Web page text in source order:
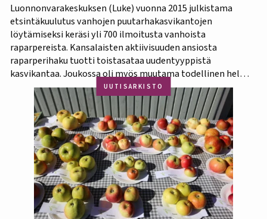
Luonnonvarakeskuksen (Luke) vuonna 2015 julkistama
etsintäkuulutus vanhojen puutarhakasvikantojen
löytämiseksi keräsi yli 700 ilmoitusta vanhoista
raparpereista. Kansalaisten aktiivisuuden ansiosta
raparperihaku tuotti toistasataa uudentyyppistä
kasvikantaa. Joukossa oli myös muutama todellinen helmi.
Koko aineistosta jatkotutkimuksiin pääsi 375 kasvia, joista
60 prosenttia osoittautui vihreä-punavartiseksi Victoria-
lajikkeeksi. Raparperitutkimus dokumentoitiin vaihe
vaiheelta elokuvaksi ”Raparperin kadonneita geenejä
etsimässä”. Elokuvan ensiesitys ja tutkimustulosten
julkistus…
UUTISARKISTO